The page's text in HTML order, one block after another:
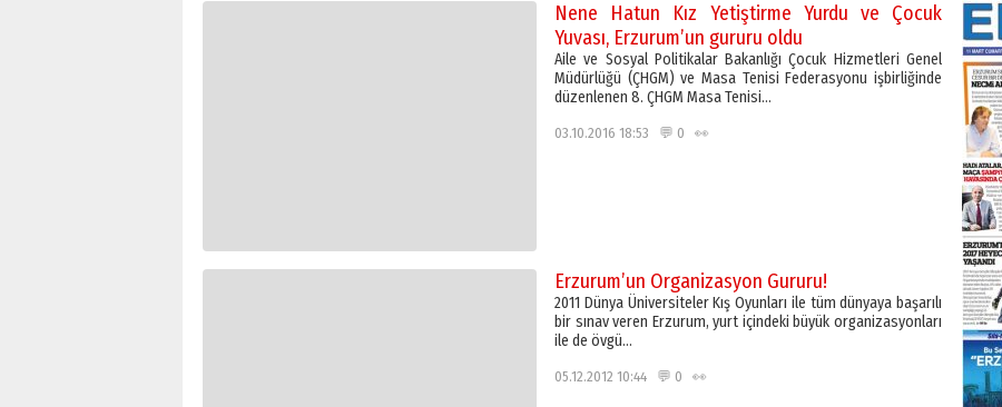
Nene Hatun Kız Yetiştirme Yurdu ve Çocuk
Yuvası, Erzurum’un gururu oldu
Aile ve Sosyal Politikalar Bakanlığı Çocuk Hizmetleri Genel
Müdürlüğü (ÇHGM) ve Masa Tenisi Federasyonu işbirliğinde
düzenlenen 8. ÇHGM Masa Tenisi…
03.10.2016 18:53 💬 0 👀
Erzurum’un Organizasyon Gururu!
2011 Dünya Üniversiteler Kış Oyunları ile tüm dünyaya başarılı
bir sınav veren Erzurum, yurt içindeki büyük organizasyonları
ile de övgü…
05.12.2012 10:44 💬 0 👀